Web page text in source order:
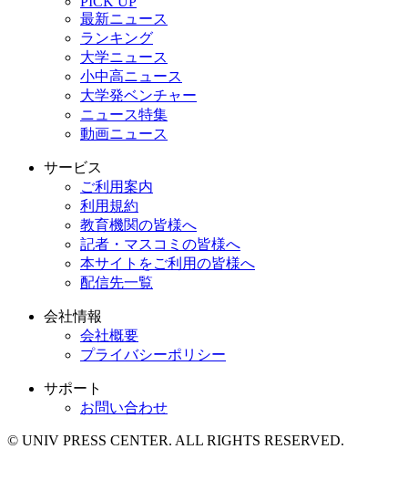
最新ニュース
ランキング
大学ニュース
小中高ニュース
大学発ベンチャー
ニュース特集
動画ニュース
サービス
ご利用案内
利用規約
教育機関の皆様へ
記者・マスコミの皆様へ
本サイトをご利用の皆様へ
配信先一覧
会社情報
会社概要
プライバシーポリシー
サポート
お問い合わせ
© UNIV PRESS CENTER. ALL RIGHTS RESERVED.